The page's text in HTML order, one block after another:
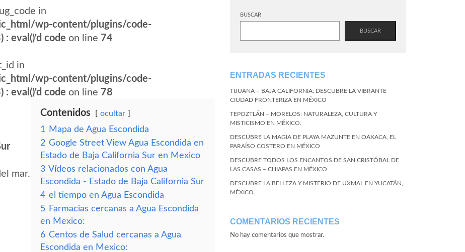
in
wp-content/plugins/code-
: eval()'d code on line 74
in
wp-content/plugins/code-
: eval()'d code on line 78
mar.
Contenidos ocultar
1
Mapa de Agua Escondida
2 Google Street View Agua Escondida en
Estado de Baja California Sur en Mexico
3 Vídeos relacionados con Agua
Escondida - Estado de Baja California Sur
4 el tiempo en Agua Escondida
5 Farmacias cercanas a Agua Escondida
en Mexico:
6 Centos de Salud cercanas a Agua
Escondida en Mexico:
BUSCAR
BUSCAR
ENTRADAS RECIENTES
TIJUANA – BAJA CALIFORNIA: DESCUBRE LA VIBRANTE
CIUDAD FRONTERIZA EN MÉXICO
TEPOZTLÁN – MORELOS: NATURALEZA, CULTURA Y
MISTICISMO EN MÉXICO.
DESCUBRE LA MAGIA DE PLAYA MAZUNTE EN OAXACA, EL
PARAÍSO COSTERO EN MÉXICO
DESCUBRE TODOS LOS ENCANTOS DE SAN CRISTÓBAL DE
LAS CASAS – CHIAPAS EN MÉXICO
DESCUBRE LA BELLEZA Y MISTERIO DE UXMAL EN YUCATÁN,
MÉXICO.
COMENTARIOS RECIENTES
No hay comentarios que mostrar.